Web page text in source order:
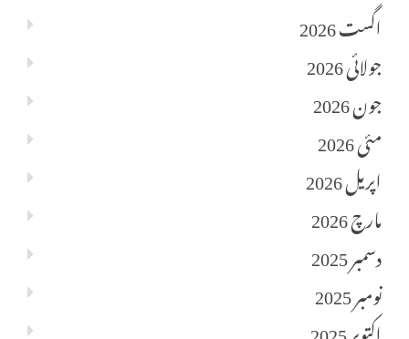
اگست 2026
جولائی 2026
جون 2026
مئی 2026
اپریل 2026
مارچ 2026
دسمبر 2025
نومبر 2025